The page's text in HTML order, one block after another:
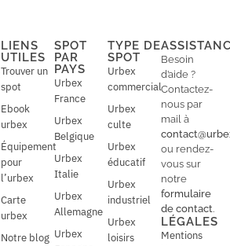
LIENS
UTILES
Trouver un
spot
Ebook
urbex
Équipement
pour
l’urbex
Carte
urbex
Notre blog
SPOT
PAR
PAYS
Urbex
France
Urbex
Belgique
Urbex
Italie
Urbex
Allemagne
Urbex
TYPE DE
SPOT
Urbex
commercial
Urbex
culte
Urbex
éducatif
Urbex
industriel
Urbex
loisirs
Besoin
d’aide ?
Contactez-
nous par
mail à
ou rendez-
vous sur
notre
formulaire
de contact.
LÉGALES
Mentions